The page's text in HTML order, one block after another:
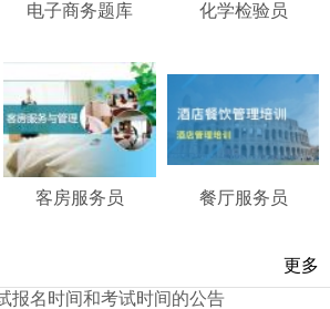
电子商务题库 化学检验员
客房服务员 餐厅服务员
更多
报名时间和考试时间的公告